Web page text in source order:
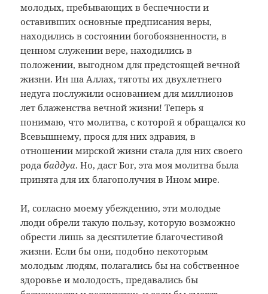
молодых, пребывающих в беспечности и
оставивших основные предписания веры,
находились в состоянии богобоязненности, в
ценном служении вере, находились в
положении, выгодном для предстоящей вечной
жизни. Ин ша Аллах, тяготы их двухлетнего
недуга послужили основанием для миллионов
лет блаженства вечной жизни! Теперь я
понимаю, что молитва, с которой я обращался ко
Всевышнему, прося для них здравия, в
отношении мирской жизни стала для них своего
рода баддуа. Но, даст Бог, эта моя молитва была
принята для их благополучия в Ином мире.
И, согласно моему убеждению, эти молодые
люди обрели такую пользу, которую возможно
обрести лишь за десятилетие благочестивой
жизни. Если бы они, подобно некоторым
молодым людям, полагались бы на собственное
здоровье и молодость, предавались бы